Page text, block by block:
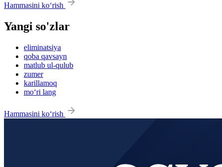
Hammasini ko‘rish
Yangi so'zlar
eliminatsiya
qoba qavsayn
matlub ul-qulub
zumer
karillamoq
mo‘ri lang
Hammasini ko‘rish